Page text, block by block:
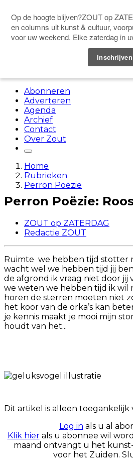
Doneer
Abonneren
Adverteren
Agenda
Archief
Contact
Over Zout
Home
Rubrieken
Perron Poëzie
Perron Poëzie:
ZOUT op ZATERDAG
Redactie ZOUT
Ruimte we hebben tijd stotter
wacht wel we hebben tijd jij
de afgrond ik vraag niet door jij
we weten we hebben tijd ik wil
horen de sterren moeten niet
het koor van de orka’s kan
je kennis maakt je mooi mijn
houdt van het...
Dit artikel is alleen toegankelijk
Log in als u al
Klik hierals u abonnee wil
maand ontvangt u het
voor het Zuiden.